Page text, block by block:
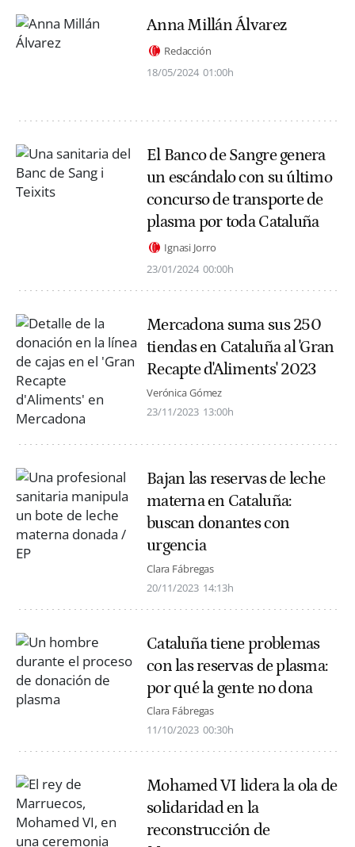
Anna Millán Álvarez
Redacción
18/05/2024 01:00h
El Banco de Sangre genera
un escándalo con su último
concurso de transporte de
plasma por toda Cataluña
Ignasi Jorro
23/01/2024 00:00h
Mercadona suma sus 250
tiendas en Cataluña al 'Gran
Recapte d'Aliments' 2023
Verónica Gómez
23/11/2023 13:00h
Bajan las reservas de leche
materna en Cataluña:
buscan donantes con
urgencia
Clara Fábregas
20/11/2023 14:13h
Cataluña tiene problemas
con las reservas de plasma:
por qué la gente no dona
Clara Fábregas
11/10/2023 00:30h
Mohamed VI lidera la ola de
solidaridad en la
reconstrucción de